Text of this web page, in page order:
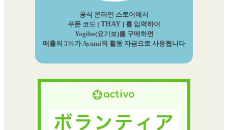
공식 온라인 스토어에서
쿠폰 코드 [ THAY ] 를 입력하여
Yogibo(요기보)를 구매하면
매출의 5%가 Ayumi의 활동 자금으로 사용됩니다